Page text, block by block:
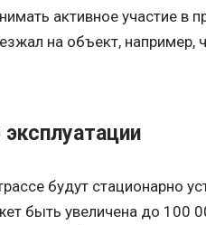
активное участие в
на объект, например,
будут стационарно
быть увеличена до 100